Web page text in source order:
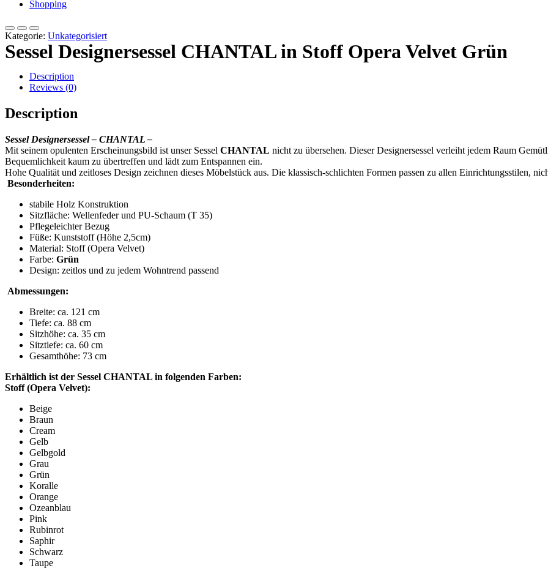
Shopping
Kategorie: Unkategorisiert
Sessel Designersessel CHANTAL in Stoff Opera Velvet Grün
Description
Reviews (0)
Description
Sessel Designersessel – CHANTAL –
Mit seinem opulenten Erscheinungsbild ist unser Sessel CHANTAL nicht zu übersehen. Dieser Designersessel verleiht jedem Raum
Bequemlichkeit kaum zu übertreffen und lädt zum Entspannen ein.
Hohe Qualität und zeitloses Design zeichnen dieses Möbelstück aus. Die klassisch-schlichten Formen passen zu allen Einrichtungsstilen,
Besonderheiten:
stabile Holz Konstruktion
Sitzfläche: Wellenfeder und PU-Schaum (T 35)
Pflegeleichter Bezug
Füße: Kunststoff (Höhe 2,5cm)
Material: Stoff (Opera Velvet)
Farbe: Grün
Design: zeitlos und zu jedem Wohntrend passend
Abmessungen:
Breite: ca. 121 cm
Tiefe: ca. 88 cm
Sitzhöhe: ca. 35 cm
Sitztiefe: ca. 60 cm
Gesamthöhe: 73 cm
Erhältlich ist der Sessel CHANTAL in folgenden Farben:
Stoff (Opera Velvet):
Beige
Braun
Cream
Gelb
Gelbgold
Grau
Grün
Koralle
Orange
Ozeanblau
Pink
Rubinrot
Saphir
Schwarz
Taupe